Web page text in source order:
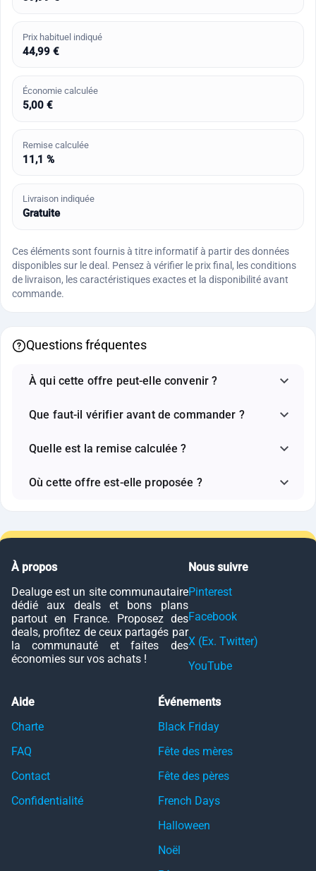
Prix habituel indiqué
44,99 €
Économie calculée
5,00 €
Remise calculée
11,1 %
Livraison indiquée
Gratuite
Ces éléments sont fournis à titre informatif à partir des données
disponibles sur le deal. Pensez à vérifier le prix final, les conditions
de livraison, les caractéristiques exactes et la disponibilité avant
commande.
Questions fréquentes
À qui cette offre peut-elle convenir ?
Que faut-il vérifier avant de commander ?
Quelle est la remise calculée ?
Où cette offre est-elle proposée ?
À propos
Dealuge est un site communautaire
dédié aux deals et bons plans
partout en France. Proposez des
deals, profitez de ceux partagés par
la communauté et faites des
économies sur vos achats !
Nous suivre
Pinterest
Facebook
X (Ex. Twitter)
YouTube
Aide
Charte
FAQ
Contact
Confidentialité
Événements
Black Friday
Fête des mères
Fête des pères
French Days
Halloween
Noël